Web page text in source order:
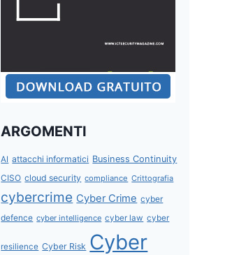
ARGOMENTI
AI attacchi informatici Business Continuity
CISO cloud security compliance Crittografia
cybercrime Cyber Crime cyber
defence cyber intelligence cyber law cyber
resilience Cyber Risk Cyber